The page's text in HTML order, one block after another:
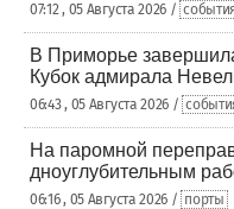
07:12 , 05 Августа 2026 /
В Приморье
Кубок адмирала
06:43 , 05 Августа 2026 /
На паромной
дноуглубительным
06:16 , 05 Августа 2026 / порты